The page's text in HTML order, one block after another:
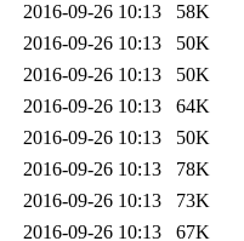
2016-09-26 10:13
58K
2016-09-26 10:13
50K
2016-09-26 10:13
50K
2016-09-26 10:13
64K
2016-09-26 10:13
50K
2016-09-26 10:13
78K
2016-09-26 10:13
73K
2016-09-26 10:13
67K